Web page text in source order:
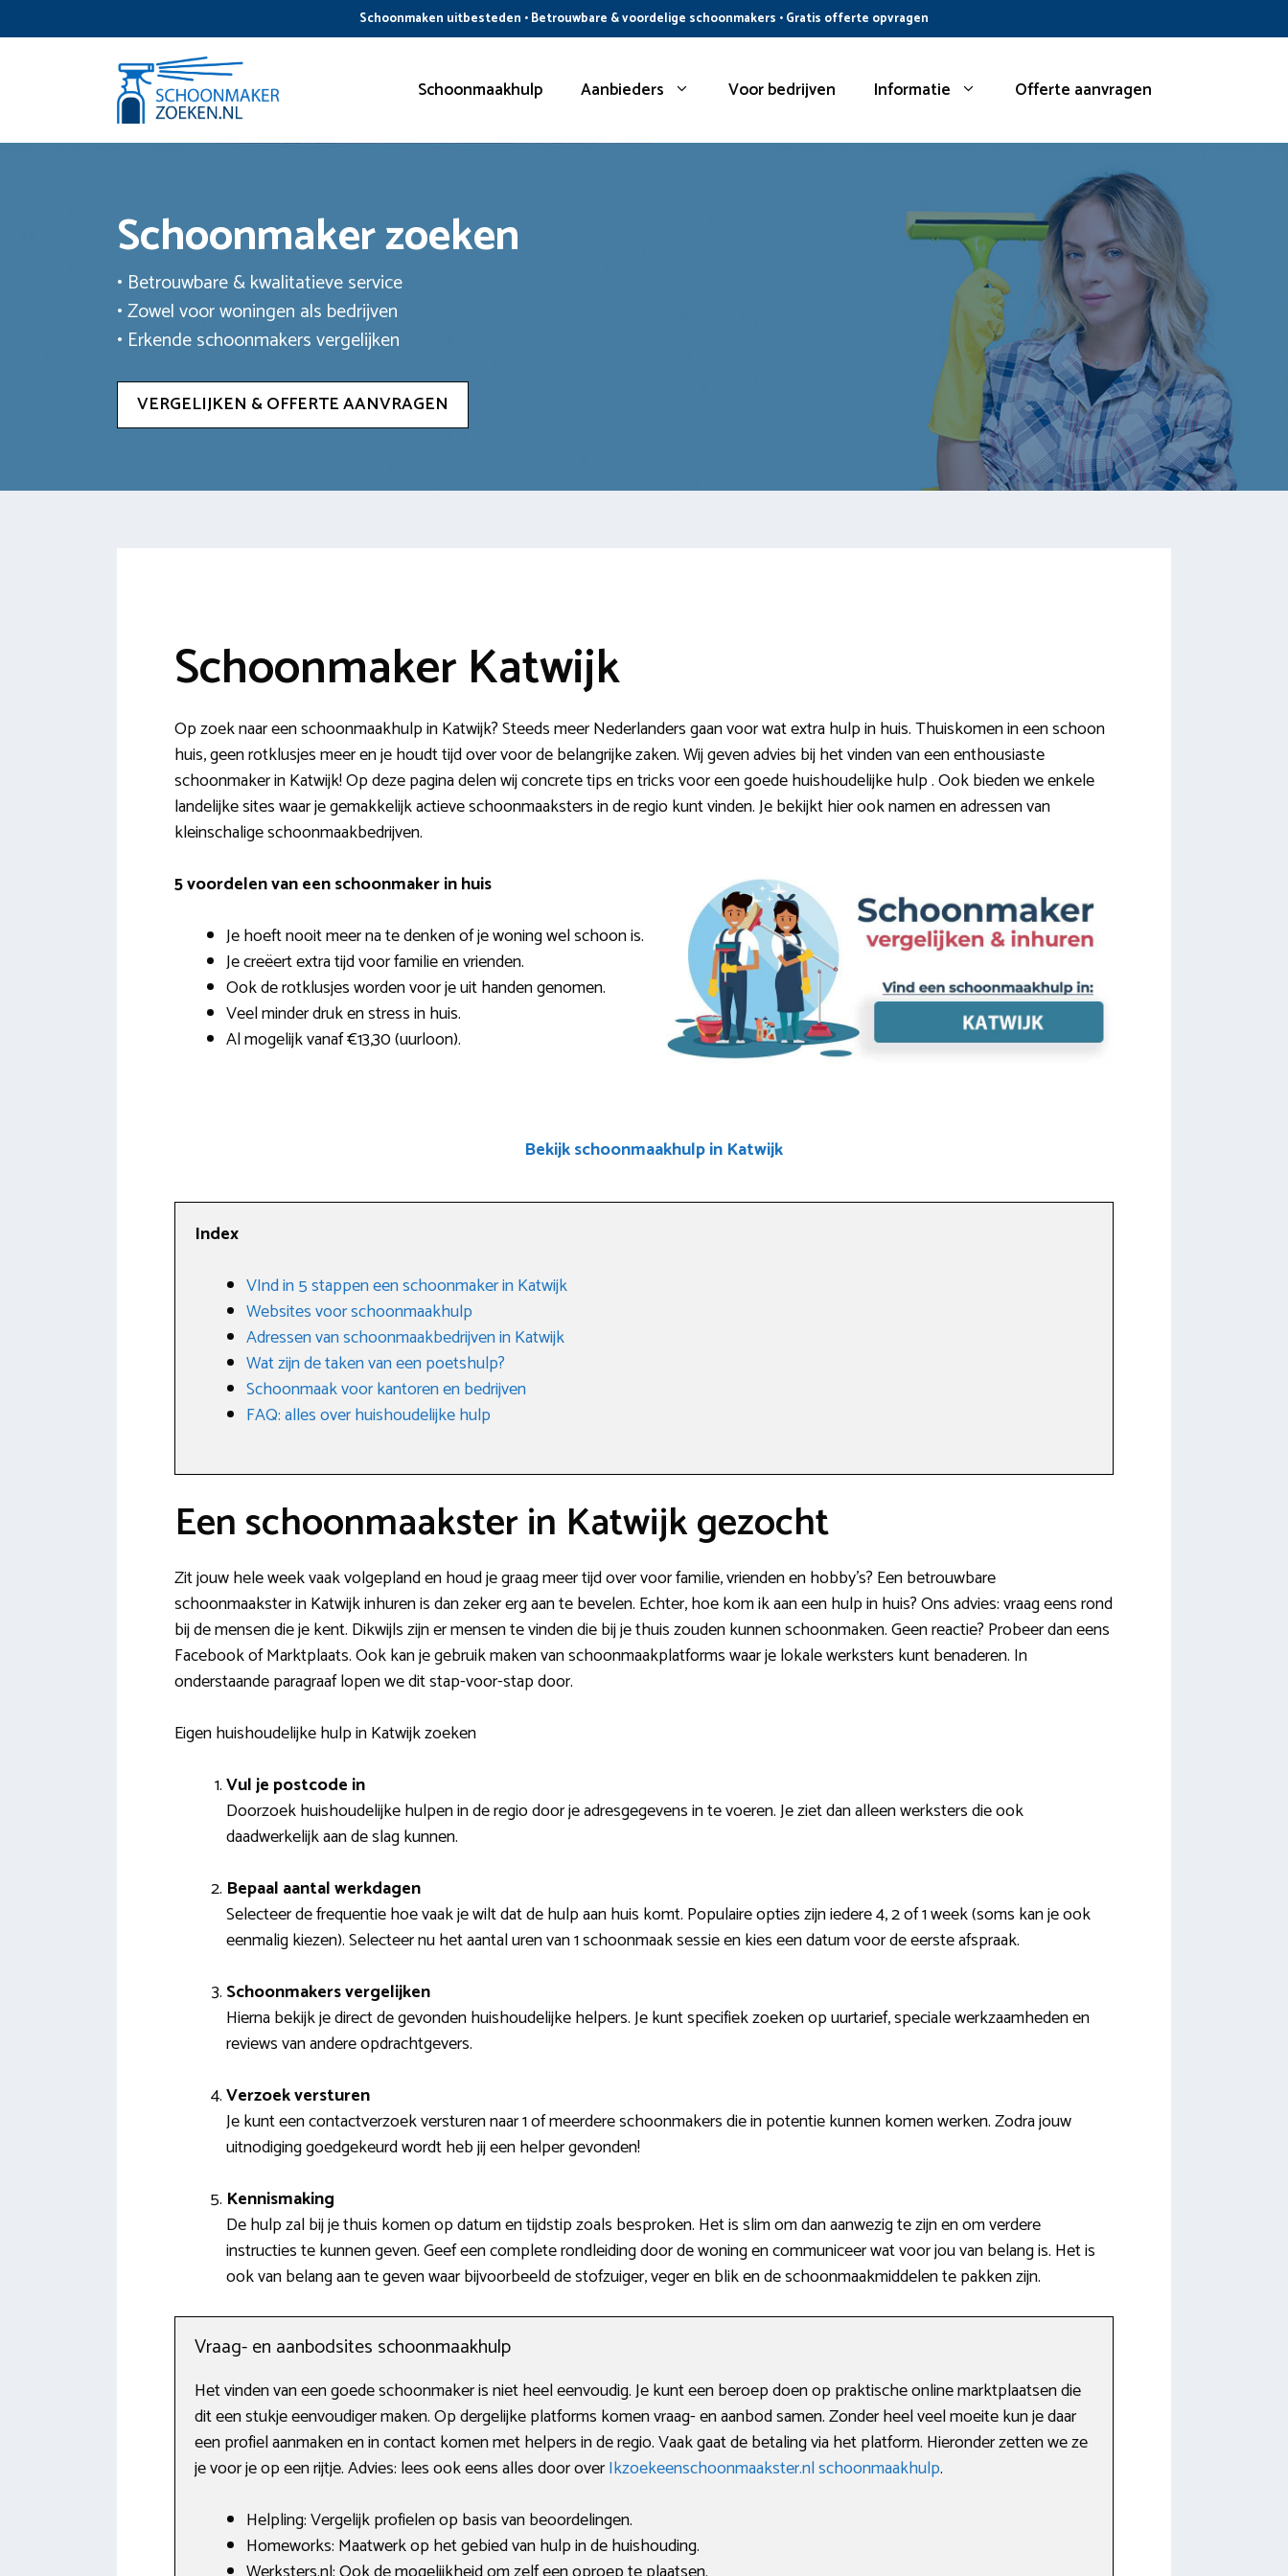
naar
Schoonmaken uitbesteden • Betrouwbare & voordelige schoonmakers • Gratis offerte opvragen
Schoonmaakhulp Aanbieders Voor bedrijven Informatie Offerte aanvragen
Schoonmaker zoeken
• Betrouwbare & kwalitatieve service
• Zowel voor woningen als bedrijven
• Erkende schoonmakers vergelijken
VERGELIJKEN & OFFERTE AANVRAGEN
Schoonmaker Katwijk
Op zoek naar een schoonmaakhulp in Katwijk? Steeds meer Nederlanders gaan voor wat extra hulp in huis. Thuiskomen in een schoon
huis, geen rotklusjes meer en je houdt tijd over voor de belangrijke zaken. Wij geven advies bij het vinden van een enthousiaste
schoonmaker in Katwijk! Op deze pagina delen wij concrete tips en tricks voor een goede huishoudelijke hulp . Ook bieden we enkele
landelijke sites waar je gemakkelijk actieve schoonmaaksters in de regio kunt vinden. Je bekijkt hier ook namen en adressen van
kleinschalige schoonmaakbedrijven.
5 voordelen van een schoonmaker in huis
Je hoeft nooit meer na te denken of je woning wel schoon is.
Je creëert extra tijd voor familie en vrienden.
Ook de rotklusjes worden voor je uit handen genomen.
Veel minder druk en stress in huis.
Al mogelijk vanaf €13,30 (uurloon).
Bekijk schoonmaakhulp in Katwijk
Index
VInd in 5 stappen een schoonmaker in Katwijk
Websites voor schoonmaakhulp
Adressen van schoonmaakbedrijven in Katwijk
Wat zijn de taken van een poetshulp?
Schoonmaak voor kantoren en bedrijven
FAQ: alles over huishoudelijke hulp
Een schoonmaakster in Katwijk gezocht
Zit jouw hele week vaak volgepland en houd je graag meer tijd over voor familie, vrienden en hobby’s? Een betrouwbare
schoonmaakster in Katwijk inhuren is dan zeker erg aan te bevelen. Echter, hoe kom ik aan een hulp in huis? Ons advies: vraag eens rond
bij de mensen die je kent. Dikwijls zijn er mensen te vinden die bij je thuis zouden kunnen schoonmaken. Geen reactie? Probeer dan eens
Facebook of Marktplaats. Ook kan je gebruik maken van schoonmaakplatforms waar je lokale werksters kunt benaderen. In
onderstaande paragraaf lopen we dit stap-voor-stap door.
Eigen huishoudelijke hulp in Katwijk zoeken
Vul je postcode in
Doorzoek huishoudelijke hulpen in de regio door je adresgegevens in te voeren. Je ziet dan alleen werksters die ook
daadwerkelijk aan de slag kunnen.
Bepaal aantal werkdagen
Selecteer de frequentie hoe vaak je wilt dat de hulp aan huis komt. Populaire opties zijn iedere 4, 2 of 1 week (soms kan je ook
eenmalig kiezen). Selecteer nu het aantal uren van 1 schoonmaak sessie en kies een datum voor de eerste afspraak.
Schoonmakers vergelijken
Hierna bekijk je direct de gevonden huishoudelijke helpers. Je kunt specifiek zoeken op uurtarief, speciale werkzaamheden en
reviews van andere opdrachtgevers.
Verzoek versturen
Je kunt een contactverzoek versturen naar 1 of meerdere schoonmakers die in potentie kunnen komen werken. Zodra jouw
uitnodiging goedgekeurd wordt heb jij een helper gevonden!
Kennismaking
De hulp zal bij je thuis komen op datum en tijdstip zoals besproken. Het is slim om dan aanwezig te zijn en om verdere
instructies te kunnen geven. Geef een complete rondleiding door de woning en communiceer wat voor jou van belang is. Het is
ook van belang aan te geven waar bijvoorbeeld de stofzuiger, veger en blik en de schoonmaakmiddelen te pakken zijn.
Vraag- en aanbodsites schoonmaakhulp
Het vinden van een goede schoonmaker is niet heel eenvoudig. Je kunt een beroep doen op praktische online marktplaatsen die
dit een stukje eenvoudiger maken. Op dergelijke platforms komen vraag- en aanbod samen. Zonder heel veel moeite kun je daar
een profiel aanmaken en in contact komen met helpers in de regio. Vaak gaat de betaling via het platform. Hieronder zetten we ze
je voor je op een rijtje. Advies: lees ook eens alles door overIkzoekeenschoonmaakster.nl schoonmaakhulp.
Helpling: Vergelijk profielen op basis van beoordelingen.
Homeworks: Maatwerk op het gebied van hulp in de huishouding.